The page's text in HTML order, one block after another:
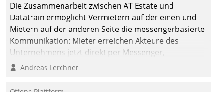
Die Zusammenarbeit zwischen AT Estate und
Datatrain ermöglicht Vermietern auf der einen und
Mietern auf der anderen Seite die messengerbasierte
Kommunikation: Mieter erreichen Akteure des
Unternehmens jetzt direkt per Messenger,
Mitarbeiter oder Dienstleister empfangen oder
Andreas Lerchner